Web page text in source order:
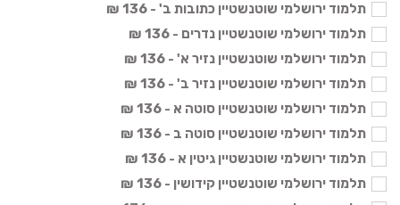
תלמוד ירושלמי שוטנשטיין כתובות ב' - 136 ₪
תלמוד ירושלמי שוטנשטיין נדרים - 136 ₪
תלמוד ירושלמי שוטנשטיין נזיר א' - 136 ₪
תלמוד ירושלמי שוטנשטיין נזיר ב' - 136 ₪
תלמוד ירושלמי שוטנשטיין סוטה א - 136 ₪
תלמוד ירושלמי שוטנשטיין סוטה ב - 136 ₪
תלמוד ירושלמי שוטנשטיין גיטין א - 136 ₪
תלמוד ירושלמי שוטנשטיין קידושין - 136 ₪